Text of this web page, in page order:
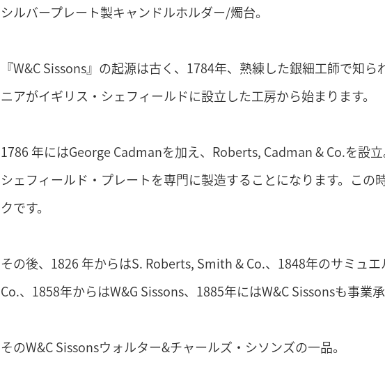
シルバープレート製キャンドルホルダー/燭台。
『W&C Sissons』の起源は古く、1784年、熟練した銀細工師で知
ニアがイギリス・シェフィールドに設立した工房から始まります。
1786 年にはGeorge Cadmanを加え、Roberts, Cadman & Co.を設
シェフィールド・プレートを専門に製造することになります。こ
クです。
その後、1826 年からはS. Roberts, Smith & Co.、1848年のサミュ
Co.、1858年からはW&G Sissons、1885年にはW&C Sissonsも事業
そのW&C Sissonsウォルター&チャールズ・シソンズの一品。